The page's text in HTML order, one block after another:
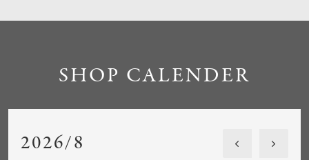
SHOP CALENDER
2026/8